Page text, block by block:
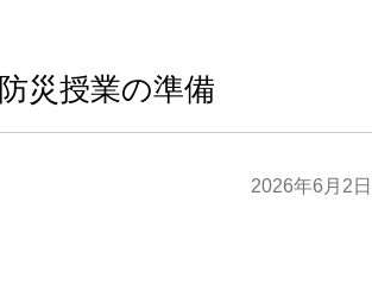
防災授業の準備
2026年6月2日